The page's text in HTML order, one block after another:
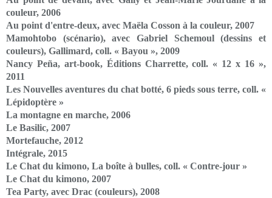
couleur, 2006
Au point d'entre-deux, avec Maëla Cosson à la couleur, 2007
Mamohtobo (scénario), avec Gabriel Schemoul (dessins et
couleurs), Gallimard, coll. « Bayou », 2009
Nancy Peña, art-book, Éditions Charrette, coll. « 12 x 16 »,
2011
Les Nouvelles aventures du chat botté, 6 pieds sous terre, coll. «
Lépidoptère »
La montagne en marche, 2006
Le Basilic, 2007
Mortefauche, 2012
Intégrale, 2015
Le Chat du kimono, La boîte à bulles, coll. « Contre-jour »
Le Chat du kimono, 2007
Tea Party, avec Drac (couleurs), 2008